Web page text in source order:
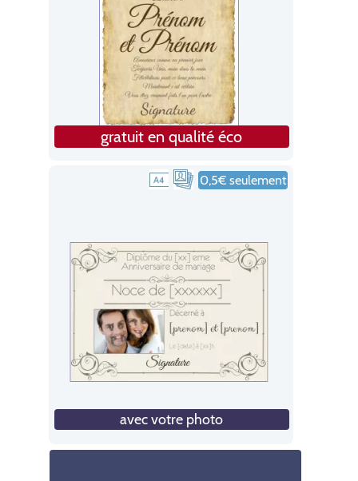
gratuit en qualité éco
0,5€ seulement
avec votre photo